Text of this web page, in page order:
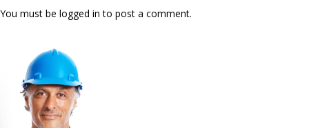
You must be logged in to post a comment.